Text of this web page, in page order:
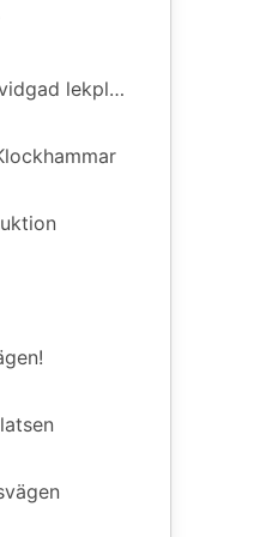
Fortsatt arbete på en utvidgad lekplats